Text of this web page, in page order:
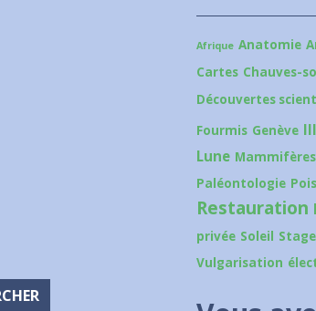
Afrique Anatomie
Cartes Chauves-
Découvertes
Fourmis Genève
Lune Mammifères
Paléontologie
Restauration
privée Soleil Stage
Vulgarisation